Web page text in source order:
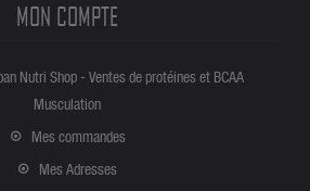
MON COMPTE
Nutri Shop - Ventes de protéines et BCAA
Musculation
Mes commandes
Mes Adresses